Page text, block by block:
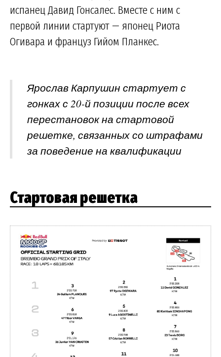
испанец Давид Гонсалес. Вместе с ним с
первой линии стартуют — японец Риота
Огивара и француз Гийом Планкес.
Ярослав Карпушин стартует с
гонках с 20-й позиции после всех
перестановок на стартовой
решетке, связанных со штрафами
за поведение на квалификации
Стартовая решетка